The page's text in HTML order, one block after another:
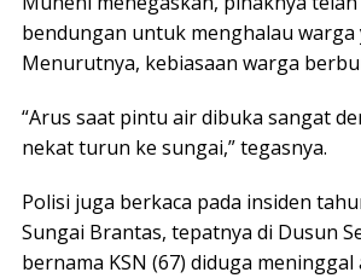
bendungan untuk menghalau
Menurutnya, kebiasaan warga
“Arus saat pintu air dibuka sangat
nekat turun ke sungai,” tegasnya.
Polisi juga berkaca pada insiden
Sungai Brantas, tepatnya di Dusun
bernama KSN (67) diduga